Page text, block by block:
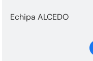
Echipa ALCEDO